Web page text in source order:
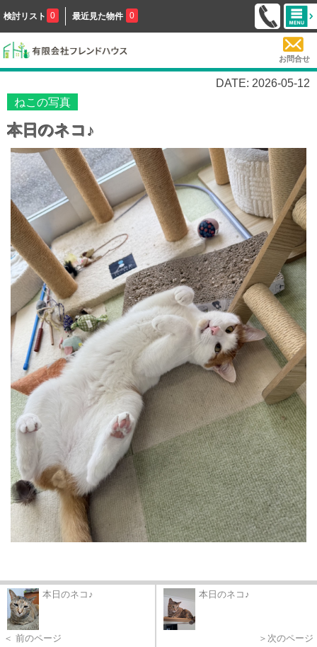
検討リスト 0 最近見た物件 0
お問合せ
DATE: 2026-05-12
ねこの写真
本日のネコ♪
本日のネコ♪
＜ 前のページ
本日のネコ♪
＞次のページ